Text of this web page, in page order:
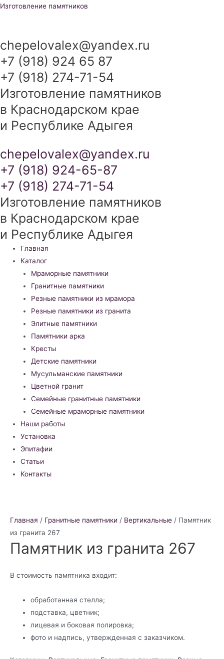
Перейти
Изготовление памятников
chepelovalex@yandex.ru
+7 (918) 924 65 87
+7 (918) 274-71-54
Изготовление памятников
в Краснодарском крае
и Республике Адыгея
chepelovalex@yandex.ru
+7 (918) 924-65-87
+7 (918) 274-71-54
Изготовление памятников
в Краснодарском крае
и Республике Адыгея
Меню
Главная
Каталог
Мраморные памятники
Гранитные памятники
Резные памятники из мрамора
Резные памятники из гранита
Элитные памятники
Памятники арка
Кресты
Детские памятники
Мусульманские памятники
Цветной гранит
Семейные гранитные памятники
Семейные мраморные памятники
Наши работы
Установка
Эпитафии
Статьи
Контакты
Главная / Гранитные памятники / Вертикальные / Памятник
из гранита 267
Памятник из гранита 267
В стоимость памятника входит:
обработанная стелла;
подставка, цветник;
лицевая и боковая полировка;
фото и надпись, утвержденная с заказчиком.